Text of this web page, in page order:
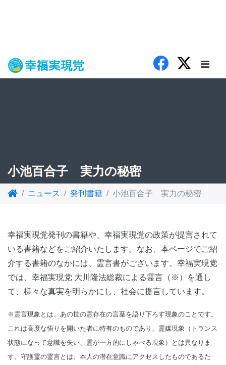
小池百合子 実力の秘密
ニュース 発刊書籍 小池百合子 実力の秘密
幸福実現党発刊の書籍や、幸福実現党の政策が提言されて
いる書籍などをご紹介いたします。なお、本ページでご紹
介する書籍のなかには、霊言書がございます。幸福実現党
では、幸福実現党 大川隆法総裁による霊言（※）を通し
て、様々な真実を明らかにし、社会に提言しています。
※霊言現象とは、あの世の霊存在の言葉を語り下ろす現象のことです。
これは高度な悟りを開いた者に特有のものであり、霊媒現象（トランス
状態になって意識を失い、霊が一方的にしゃべる現象）とは異なりま
す。守護霊の霊言とは、本人の潜在意識にアクセスしたものであるた